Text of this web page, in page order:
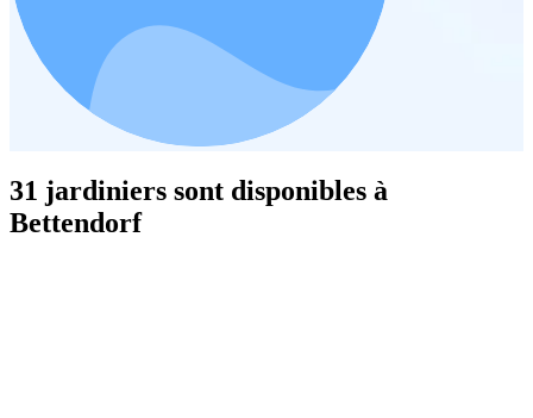
31 jardiniers sont disponibles à
Bettendorf